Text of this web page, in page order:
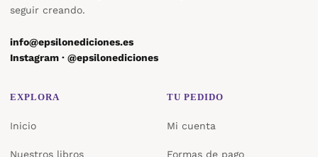
seguir creando.
info@epsilonediciones.es
Instagram · @epsilonediciones
EXPLORA
Inicio
Nuestros libros
TU PEDIDO
Mi cuenta
Formas de pago